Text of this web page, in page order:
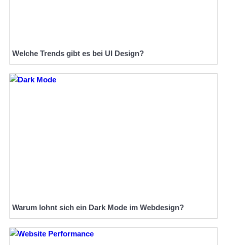
Welche Trends gibt es bei UI Design?
Warum lohnt sich ein Dark Mode im Webdesign?